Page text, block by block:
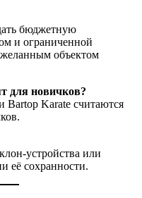
бюджетную
и ограниченной
желанным объектом
для новичков?
Bartop Karate считаются
устройства или
её сохранности.